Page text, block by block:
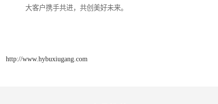
大客户携手共进，共创美好未来。
http://www.hybuxiugang.com